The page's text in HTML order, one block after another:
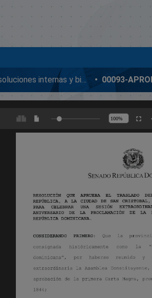
Resoluciones internas y bicamerales